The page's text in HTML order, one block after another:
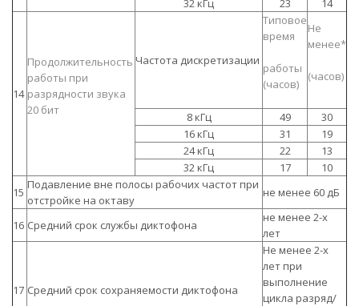
32 кГц
23 14
14
Продолжительность
работы при
разрядности звука
20 бит
Частота дискретизации
Типовое
время
работы
(часов)
Не
менее*
(часов)
8 кГц 49
30
16 кГц
31
19
24 кГц
22
13
32 кГц
17
10
15
Подавление вне полосы рабочих частот при
отстройке на октаву
не менее 60 дБ
16 Средний срок службы диктофона
не менее 2-х
лет
17 Средний срок сохраняемости диктофона
Не менее 2-х
лет при
выполнение
цикла разряд/